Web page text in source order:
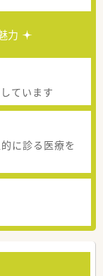
力
ています
に診る医療を